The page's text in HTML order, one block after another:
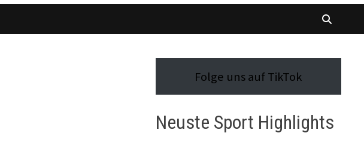
Folge uns auf TikTok
Neuste Sport Highlights